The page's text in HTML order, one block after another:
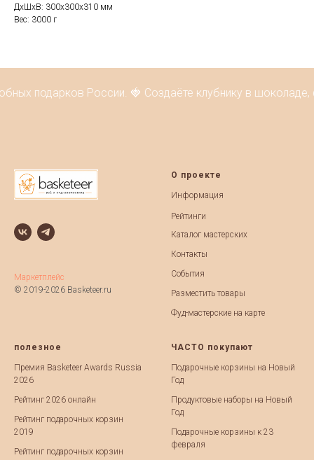
ДxШxВ: 300x300x310 мм
Вес: 3000 г
подарков России. 🍓 Создаёте клубнику в
Маркетплейс
© 2019-2026 Basketeer.ru
О проекте
Информация
Рейтинги
Каталог мастерских
Контакты
События
Разместить товары
Фуд-мастерские на карте
полезное
Премия Basketeer Awards Russia
2026
Рейтинг 2026 онлайн
Рейтинг подарочных корзин
2019
Рейтинг подарочных корзин
ЧАСТО покупают
Подарочные корзины на Новый
Год
Продуктовые наборы на Новый
Год
Подарочные корзины к 23
февраля